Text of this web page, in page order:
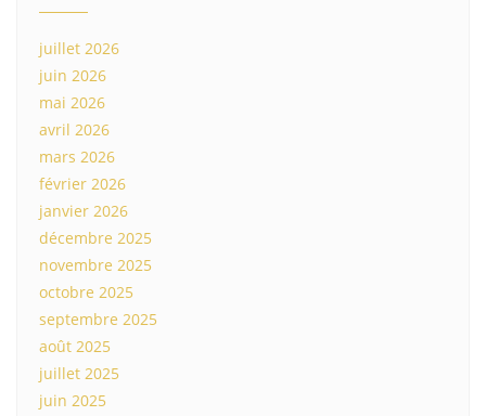
juillet 2026
juin 2026
mai 2026
avril 2026
mars 2026
février 2026
janvier 2026
décembre 2025
novembre 2025
octobre 2025
septembre 2025
août 2025
juillet 2025
juin 2025